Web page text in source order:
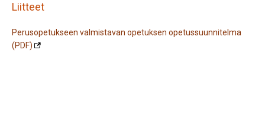
Liitteet
Perusopetukseen valmistavan opetuksen opetussuunnitelma
(PDF)